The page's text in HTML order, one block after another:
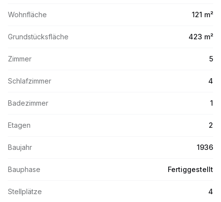
Wohnfläche 121 m²
Grundstücksfläche 423 m²
Zimmer 5
Schlafzimmer 4
Badezimmer 1
Etagen 2
Baujahr 1936
Bauphase Fertiggestellt
Stellplätze 4